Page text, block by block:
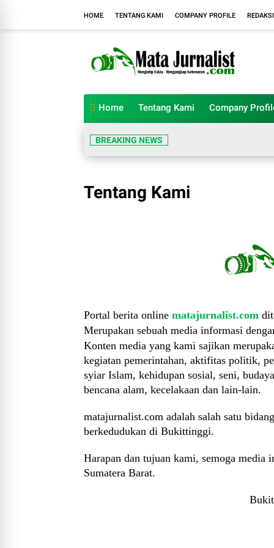
HOME TENTANG KAMI COMPANY PROFILE REDAKSI
Home Tentang Kami Company
BREAKING NEWS
Tentang Kami
Portal berita online matajurnalist.com
Merupakan sebuah media informasi
Konten media yang kami sajikan
kegiatan pemerintahan, aktifitas politik,
syiar Islam, kehidupan sosial, seni,
bencana alam, kecelakaan dan lain-lain.
matajurnalist.com adalah salah satu
berkedudukan di Bukittinggi.
Harapan dan tujuan kami, semoga media
Sumatera Barat.